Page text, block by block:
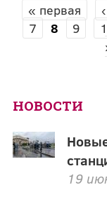
« первая
7
8 9
НОВОСТИ
19